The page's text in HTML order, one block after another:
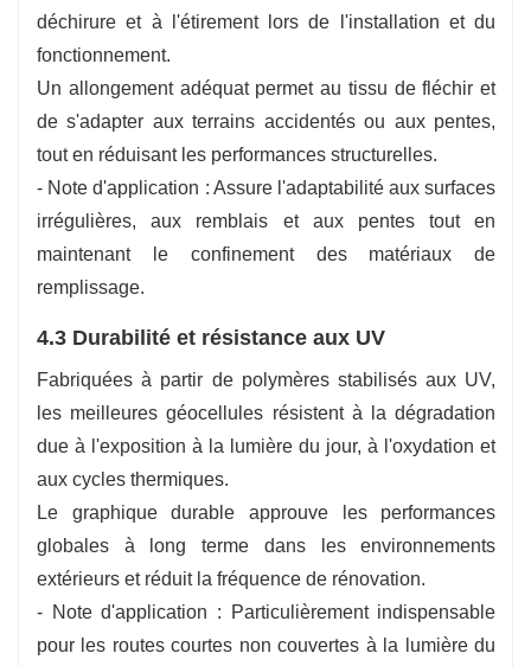
déchirure et à l'étirement lors de l'installation et du
fonctionnement.
Un allongement adéquat permet au tissu de fléchir et
de s'adapter aux terrains accidentés ou aux pentes,
tout en réduisant les performances structurelles.
- Note d'application : Assure l'adaptabilité aux surfaces
irrégulières, aux remblais et aux pentes tout en
maintenant le confinement des matériaux de
remplissage.
4.3 Durabilité et résistance aux UV
Fabriquées à partir de polymères stabilisés aux UV,
les meilleures géocellules résistent à la dégradation
due à l'exposition à la lumière du jour, à l'oxydation et
aux cycles thermiques.
Le graphique durable approuve les performances
globales à long terme dans les environnements
extérieurs et réduit la fréquence de rénovation.
- Note d'application : Particulièrement indispensable
pour les routes courtes non couvertes à la lumière du